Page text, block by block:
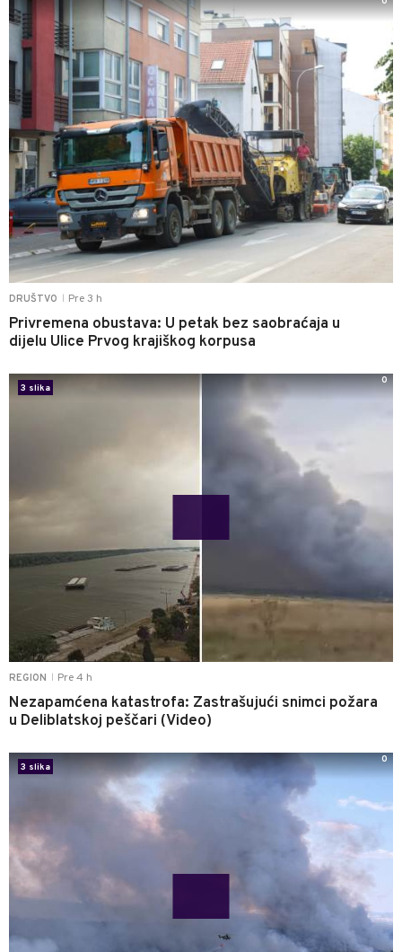
DRUŠTVO Pre 3 h
Privremena obustava: U petak bez saobraćaja u
dijelu Ulice Prvog krajiškog korpusa
REGION Pre 4 h
Nezapamćena katastrofa: Zastrašujući snimci požara
u Deliblatskoj peščari (Video)
3 slika
0
3 slika
0